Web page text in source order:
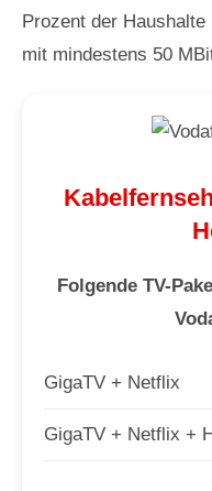
Prozent der
mit mindestens 50
Folgende TV-
GigaTV + Netflix
GigaTV + Netflix +